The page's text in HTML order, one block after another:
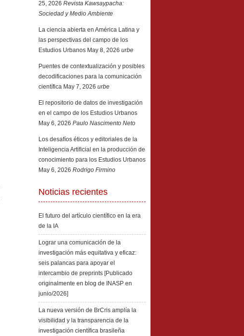
25, 2026 Revista Kawsaypacha:
Sociedad y Medio Ambiente
La ciencia abierta en América Latina y
las perspectivas del campo de los
Estudios Urbanos May 8, 2026 urbe
Puentes de contextualización y posibles
decodificaciones para la comunicación
científica May 7, 2026 urbe
El repositorio de datos de investigación
en el campo de los Estudios Urbanos
May 6, 2026 Paulo Nascimento Neto
Los desafíos éticos y editoriales de la
Inteligencia Artificial en la producción de
conocimiento para los Estudios Urbanos
May 6, 2026 Rodrigo Firmino
Noticias recientes
El futuro del artículo científico en la era
de la IA
Lograr una comunicación de la
investigación más equitativa y eficaz:
seis palancas para apoyar el
intercambio de preprints [Publicado
originalmente en blog de INASP en
junio/2026]
La nueva versión de BrCris amplía la
visibilidad y la transparencia de la
investigación científica brasileña